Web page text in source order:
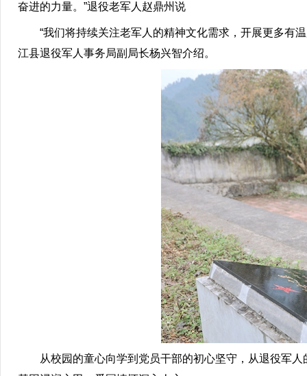
奋进的力量。”退役老军人赵鼎州说
“我们将持续关注老军人的精神文化需求，开展更多有温
江县退役军人事务局副局长杨兴智介绍。
从校园的童心向学到党员干部的初心坚守，从退役军人